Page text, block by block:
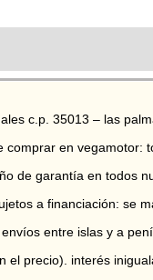
c.p. 35013 – las
en vegamotor:
de garantía en todos
a financiación: se
entre islas y a
el precio). interés